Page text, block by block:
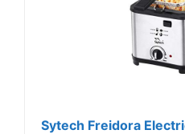
Sytech Freidora